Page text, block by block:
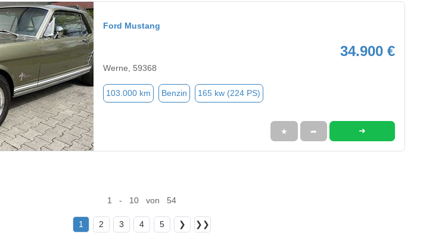
Ford Mustang
34.900 €
Werne, 59368
103.000 km Benzin 165 kw (224 PS)
★ ➦ ➜
1 - 10 von 54
1 2 3 4 5 ❯ ❯❯